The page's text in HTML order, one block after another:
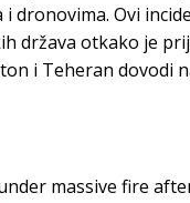
dronovima. Ovi
država otkako je
i Teheran dovodi
massive fire